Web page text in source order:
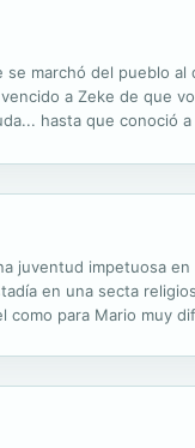
marchó del pueblo al
a Zeke de que
hasta que conoció a
juventud impetuosa en
en una secta
para Mario muy